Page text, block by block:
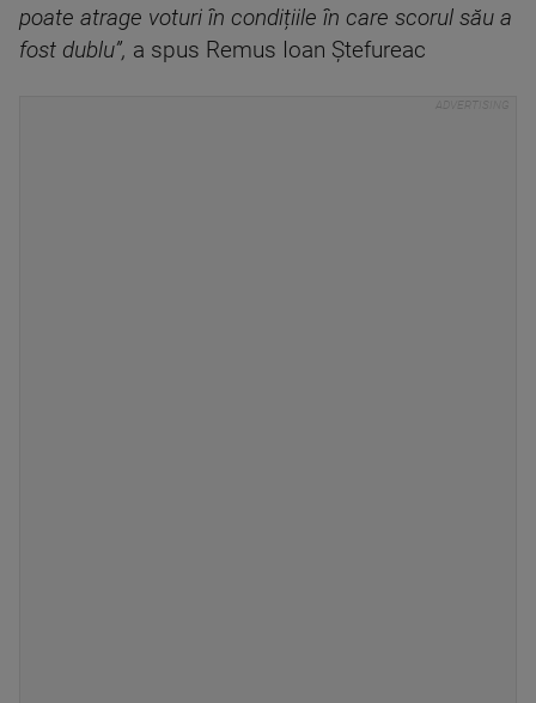
poate atrage voturi în condițiile în care scorul său a
fost dublu”, a spus Remus Ioan Ștefureac